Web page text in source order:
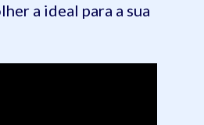
a ideal para a sua